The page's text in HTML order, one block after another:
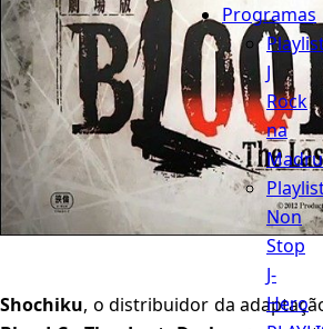
Programas
J
Rock
na
Non
Stop
J-
Hero
Shochiku, o distribuidor da